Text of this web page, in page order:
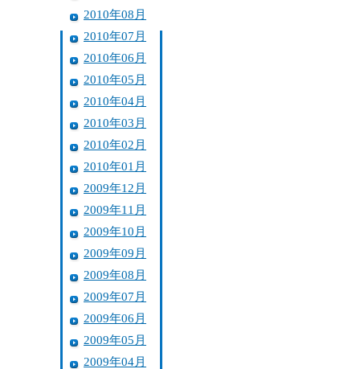
2010年08月
2010年07月
2010年06月
2010年05月
2010年04月
2010年03月
2010年02月
2010年01月
2009年12月
2009年11月
2009年10月
2009年09月
2009年08月
2009年07月
2009年06月
2009年05月
2009年04月